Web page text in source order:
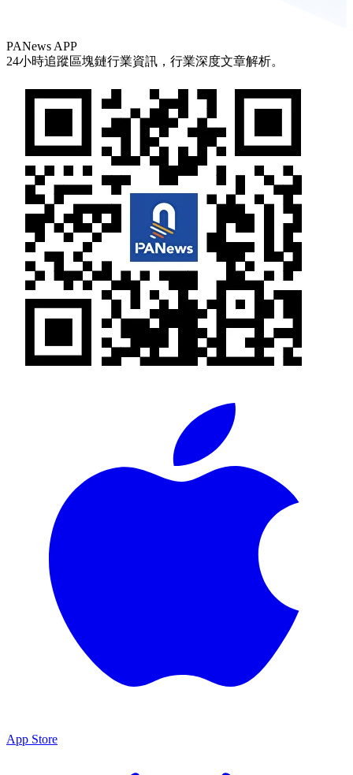
PANews APP
24小時追蹤區塊鏈行業資訊，行業深度文章解析。
App Store